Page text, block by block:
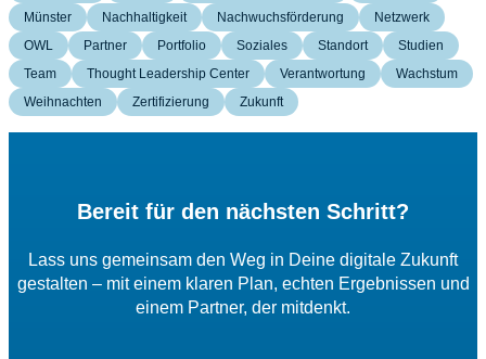
Münster
Nachhaltigkeit Nachwuchsförderung
Netzwerk
OWL
Partner Portfolio Soziales Standort
Studien
Team
Thought Leadership Center Verantwortung
Wachstum
Weihnachten
Zertifizierung Zukunft
Bereit für den nächsten Schritt?
Lass uns gemeinsam den Weg in Deine digitale Zukunft
gestalten – mit einem klaren Plan, echten Ergebnissen und
einem Partner, der mitdenkt.